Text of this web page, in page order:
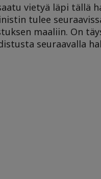
vietyä läpi tällä
tulee
maaliin. On
seuraavalla